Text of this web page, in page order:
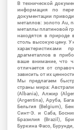
В технической
информация по
документации
металлов: золото Au,
металлы платиновой
находятся в природе
столь высокую цену. У
характеристиками
драгметаллов в
ваше внимание, что
отличается от
зависить от их
Мы предлагаем
страны мира:
(Albania), Алжир
(Argentina), Аруба,
Бельгия (Belgium),
Синт-Э. и Саба,
Бразилия (Brazil),
Буркина Фасо, Бурунди,